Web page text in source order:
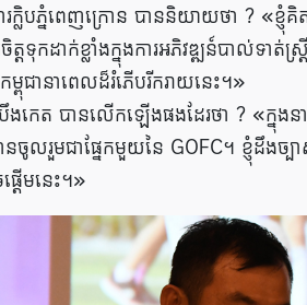
ភ្នំពេញក្រោន បាននិយាយថា ? «ខ្ញុំគិត
ទុកដាក់ខ្លាំងក្នុងការអភិវឌ្ឍន៍បាល់ទាត់
ជានាពេលដ៏រំភើបរីករាយនេះ។»
េត បានលើកឡើងផងដែរថា ? «ក្នុងនា
លរួមជាផ្នែកមួយនៃ GOFC។ ខ្ញុំដឹងច្
ដើមនេះ។»